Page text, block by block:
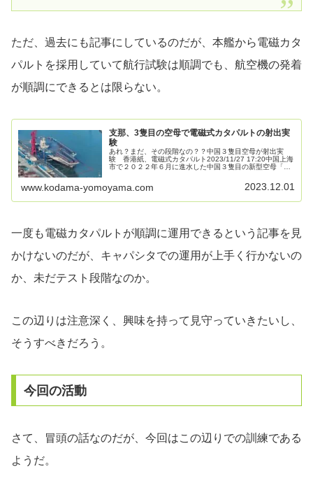
ただ、過去にも記事にしているのだが、本艦から電磁カタ
パルトを採用していて航行試験は順調でも、航空機の発着
が順調にできるとは限らない。
支那、3隻目の空母で電磁式カタパルトの射出実
験
あれ？まだ、その段階なの？？中国３隻目空母が射出実
験 香港紙、電磁式カタパルト2023/11/27 17:20中国上海
市で２０２２年６月に進水した中国３隻目の新型空母「福
www.kodama-yomoyama.com 2023.12.01
一度も電磁カタパルトが順調に運用できるという記事を見
かけないのだが、キャパシタでの運用が上手く行かないの
か、未だテスト段階なのか。
この辺りは注意深く、興味を持って見守っていきたいし、
そうすべきだろう。
今回の活動
さて、冒頭の話なのだが、今回はこの辺りでの訓練である
ようだ。